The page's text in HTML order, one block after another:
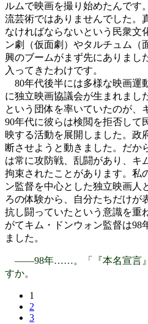
ルムで映画を撮り始めたんです
流芸術ではありませんでした。
なければならないという民衆文
ン劇（仮面劇）やタルチュム（
興のブームがまず先にありまし
入ってきたわけです。
80年代後半には多様な映画運
に独立映画協議会が生まれまし
という団体を率いていたのが、
90年代に彼らは検閲を拒否して
映する活動を展開しました。政
断させようと動きました。だか
は常に攻防戦、乱闘があり、キ
拘束されたことがあります。私
ン監督を中心とした独立映画人
ろの体験から、自分たちだけが
抗し闘っていたという意識を重
がてキム・ドンウォン監督は98
ました。
――98年……。「『本名宣言』
すか。
1
2
3